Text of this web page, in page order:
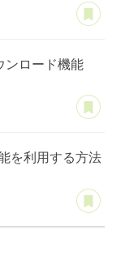
ンロード機能
を利用する方法